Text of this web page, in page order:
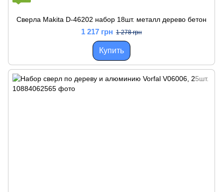
Сверла Makita D-46202 набор 18шт. металл дерево бетон
1 217 грн 1 278 грн
Купить